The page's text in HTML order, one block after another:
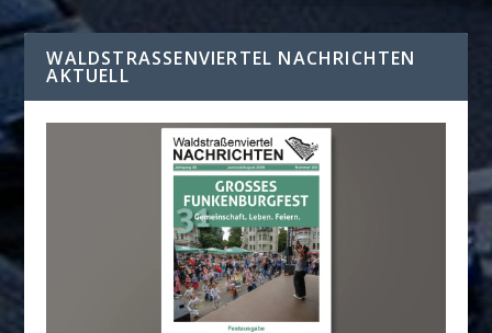
WALDSTRASSENVIERTEL NACHRICHTEN A
KTUELL